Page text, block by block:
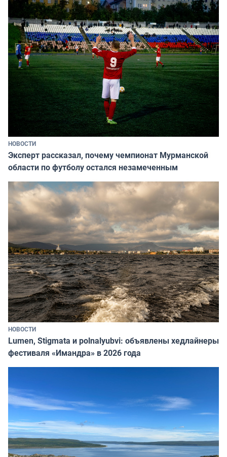
НОВОСТИ
Эксперт рассказал, почему чемпионат Мурманской
области по футболу остался незамеченным
НОВОСТИ
Lumen, Stigmata и polnalyubvi: объявлены хедлайнеры
фестиваля «Имандра» в 2026 года